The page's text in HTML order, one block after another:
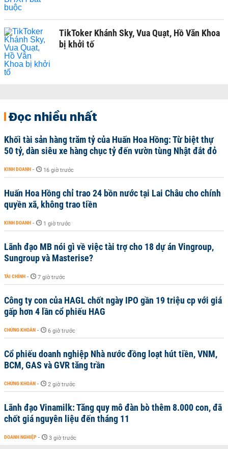
TikToker Khánh Sky, Vua Quạt, Hồ Văn Khoa
bị khởi tố
Đọc nhiều nhất
Khối tài sản hàng trăm tỷ của Huấn Hoa Hồng: Từ biệt thự
50 tỷ, dàn siêu xe hàng chục tỷ đến vườn tùng Nhật đắt đỏ
KINH DOANH - 16 giờ trước
Huấn Hoa Hồng chỉ trao 24 bồn nước tại Lai Châu cho chính
quyền xã, không trao tiền
KINH DOANH - 1 giờ trước
Lãnh đạo MB nói gì về việc tài trợ cho 18 dự án Vingroup,
Sungroup và Masterise?
TÀI CHÍNH - 7 giờ trước
Công ty con của HAGL chốt ngày IPO gần 19 triệu cp với giá
gấp hơn 4 lần cổ phiếu HAG
CHỨNG KHOÁN - 6 giờ trước
Cổ phiếu doanh nghiệp Nhà nước đồng loạt hút tiền, VNM,
BCM, GAS và GVR tăng trần
CHỨNG KHOÁN - 2 giờ trước
Lãnh đạo Vinamilk: Tăng quy mô đàn bò thêm 8.000 con, đã
chốt giá nguyên liệu đến tháng 11
DOANH NGHIỆP - 3 giờ trước